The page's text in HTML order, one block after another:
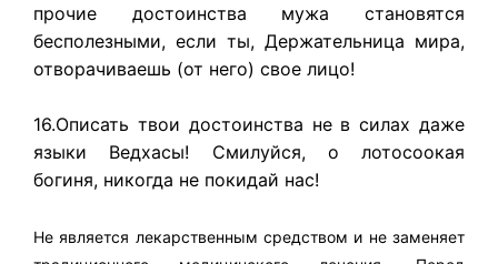
прочие достоинства мужа становятся
бесполезными, если ты, Держательница мира,
отворачиваешь (от него) свое лицо!
16.Описать твои достоинства не в силах даже
языки Ведхасы! Смилуйся, о лотосоокая
богиня, никогда не покидай нас!
Не является лекарственным средством и не заменяет